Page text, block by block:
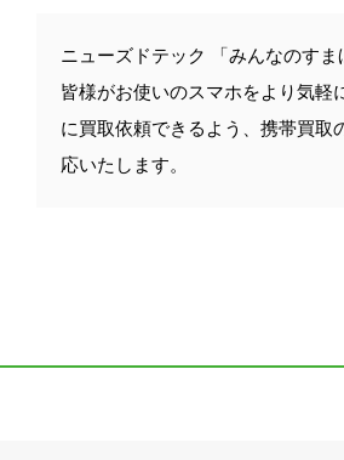
ニューズドテック 「みんなのすま
皆様がお使いのスマホをより気軽
に買取依頼できるよう、携帯買取
応いたします。